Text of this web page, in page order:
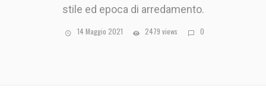
stile ed epoca di arredamento.
14 Maggio 2021 2479 views 0